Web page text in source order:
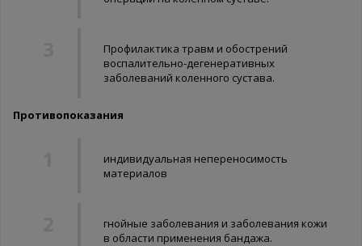
Профилактика травм и обострений
воспалительно-дегенеративных
заболеваний коленного сустава.
Противопоказания
индивидуальная непереносимость
материалов
гнойные заболевания и заболевания кожи
в области применения бандажа.